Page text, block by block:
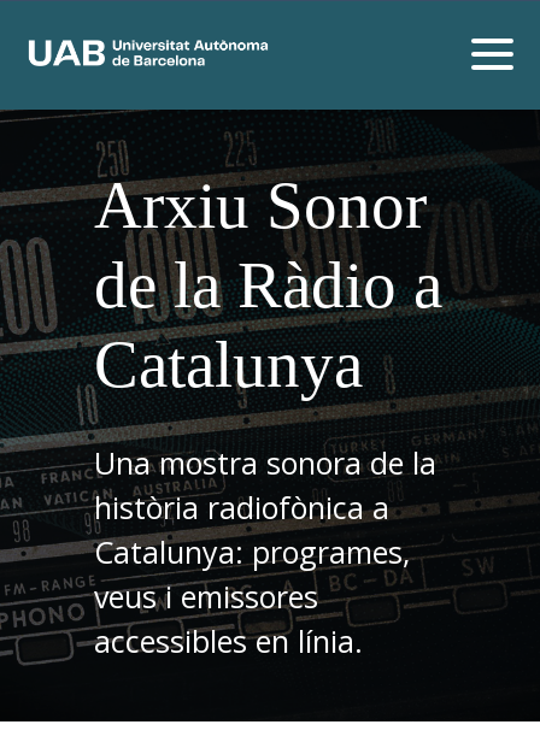
Arxiu Sonor
de la Ràdio a
Catalunya
Una mostra sonora de la
història radiofònica a
Catalunya: programes,
veus i emissores
accessibles en línia.